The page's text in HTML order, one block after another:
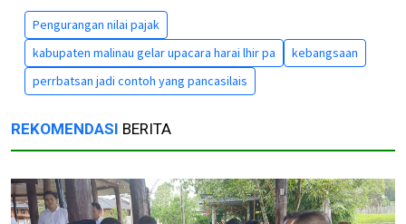
Pengurangan nilai pajak
kabupaten malinau gelar upacara harai lhir pa
kebangsaan
perrbatsan jadi contoh yang pancasilais
REKOMENDASI BERITA